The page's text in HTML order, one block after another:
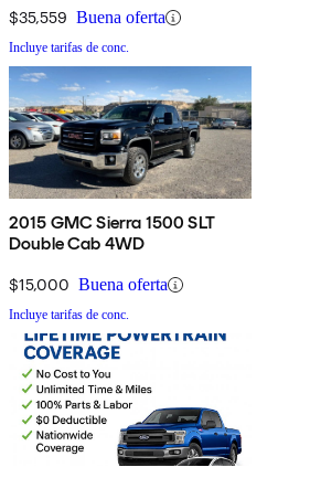
$35,559 Buena oferta
Incluye tarifas de conc.
2015 GMC Sierra 1500 SLT
Double Cab 4WD
$15,000 Buena oferta
Incluye tarifas de conc.